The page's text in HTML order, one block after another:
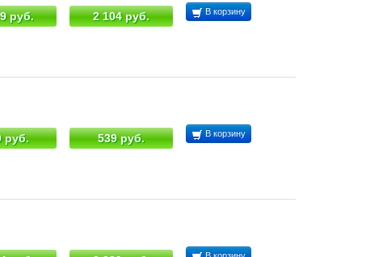
руб. 2 104 руб. В корзину
руб. 539 руб. В корзину